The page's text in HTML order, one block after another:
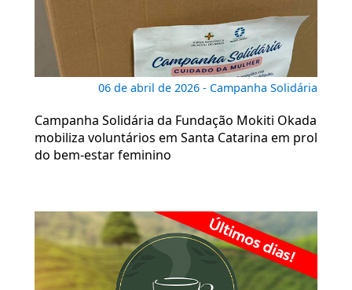
06 de abril de 2026 - Campanha Solidária
Campanha Solidária da Fundação Mokiti Okada
mobiliza voluntários em Santa Catarina em prol
do bem-estar feminino